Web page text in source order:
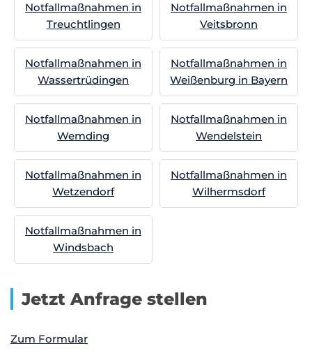
Notfallmaßnahmen in
Treuchtlingen
Notfallmaßnahmen in
Veitsbronn
Notfallmaßnahmen in
Wassertrüdingen
Notfallmaßnahmen in
Weißenburg in Bayern
Notfallmaßnahmen in
Wemding
Notfallmaßnahmen in
Wendelstein
Notfallmaßnahmen in
Wetzendorf
Notfallmaßnahmen in
Wilhermsdorf
Notfallmaßnahmen in
Windsbach
Jetzt Anfrage stellen
Zum Formular